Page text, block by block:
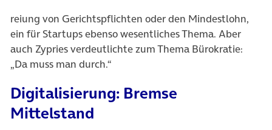
reiung von Gerichtspflichten oder den Mindestlohn,
ein für Startups ebenso wesentliches Thema. Aber
auch Zypries verdeutlichte zum Thema Bürokratie:
„Da muss man durch.“
Digitalisierung: Bremse
Mittelstand